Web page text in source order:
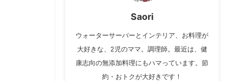
Saori
ウォーターサーバーとインテリア、お料理が
大好きな、2児のママ。調理師。最近は、健
康志向の無添加料理にもハマっています。節
約・おトクが大好きです！